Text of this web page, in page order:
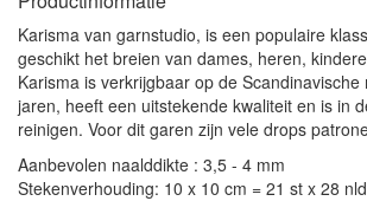
Karisma van garnstudio, is een populaire
geschikt het breien van dames, heren,
Karisma is verkrijgbaar op de
jaren, heeft een uitstekende kwaliteit en is in
reinigen. Voor dit garen zijn vele drops
Aanbevolen naalddikte : 3,5 - 4 mm
Stekenverhouding: 10 x 10 cm = 21 st x 28